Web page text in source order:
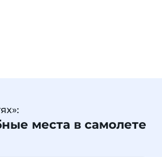
места в самолете